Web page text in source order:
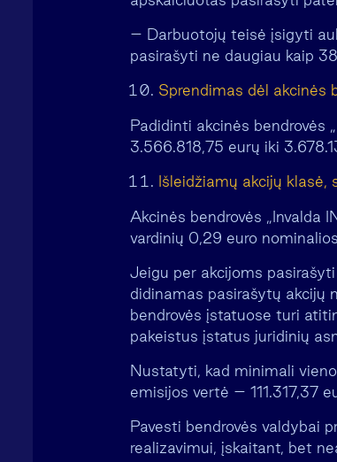
– Darbuotojų teisė įsigyti
pasirašyti ne daugiau kaip
Sprendimas dėl akcinės
Padidinti akcinės bendrovės
3.566.818,75 eurų iki
Išleidžiamų akcijų klasė,
Akcinės bendrovės
vardinių 0,29 euro
Jeigu per akcijoms
didinamas pasirašytų akcijų
bendrovės įstatuose turi
pakeistus įstatus juridinių
Nustatyti, kad minimali
emisijos vertė – 111.317,37
Pavesti bendrovės valdybai
realizavimui, įskaitant, bet